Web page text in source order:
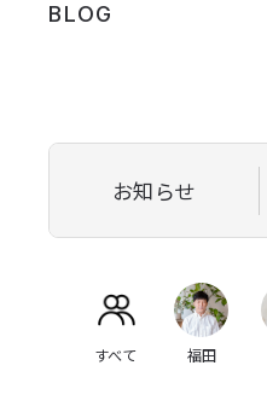
BLOG
お知らせ
すべて 福田